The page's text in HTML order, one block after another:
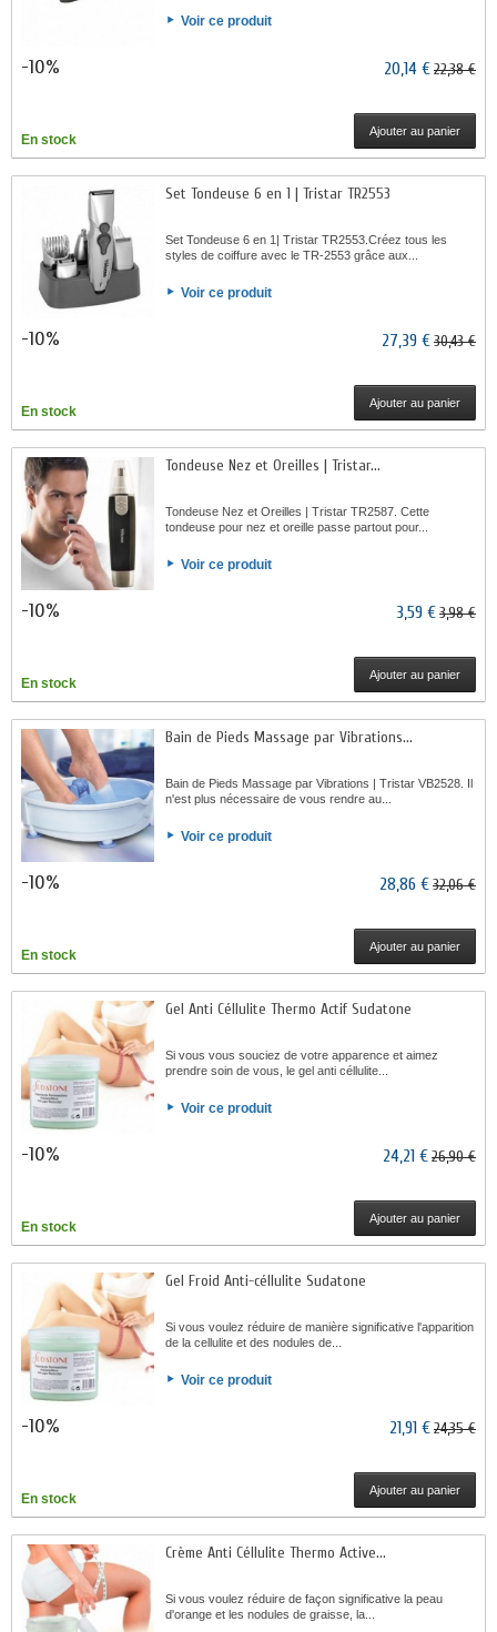
Voir ce produit
-10% 20,14 €22,38 €
En stock
Ajouter au panier
Set Tondeuse 6 en 1 | Tristar TR2553
Set Tondeuse 6 en 1| Tristar TR2553.Créez tous les
styles de coiffure avec le TR-2553 grâce aux...
Voir ce produit
-10% 27,39 €30,43 €
En stock
Ajouter au panier
Tondeuse Nez et Oreilles | Tristar...
Tondeuse Nez et Oreilles | Tristar TR2587. Cette
tondeuse pour nez et oreille passe partout pour...
Voir ce produit
-10% 3,59 €3,98 €
En stock
Ajouter au panier
Bain de Pieds Massage par Vibrations...
Bain de Pieds Massage par Vibrations | Tristar VB2528. Il
n'est plus nécessaire de vous rendre au...
Voir ce produit
-10% 28,86 €32,06 €
En stock
Ajouter au panier
Gel Anti Céllulite Thermo Actif Sudatone
Si vous vous souciez de votre apparence et aimez
prendre soin de vous, le gel anti céllulite...
Voir ce produit
-10% 24,21 €26,90 €
En stock
Ajouter au panier
Gel Froid Anti-céllulite Sudatone
Si vous voulez réduire de manière significative l'apparition
de la cellulite et des nodules de...
Voir ce produit
-10% 21,91 €24,35 €
En stock
Ajouter au panier
Crème Anti Céllulite Thermo Active...
Si vous voulez réduire de façon significative la peau
d'orange et les nodules de graisse, la...